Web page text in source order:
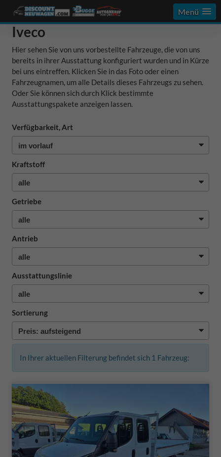
Menü
Iveco
Hier sehen Sie von uns vorbestellte Fahrzeuge, die von uns
bereits in ihrer Ausstattung konfiguriert wurden und in Kürze
bei uns eintreffen. Klicken Sie in das Foto oder einen
Fahrzeugnamen, um alle Details dieses Fahrzeugs zu sehen.
Oder Sie können sich durch Klick bestimmte
Ausstattungspakete anzeigen lassen.
Verfügbarkeit, Art
Kraftstoff
Getriebe
Antrieb
Ausstattungslinie
Sortierung
In Ihrer aktuellen Filterung befindet sich 1 Fahrzeug: